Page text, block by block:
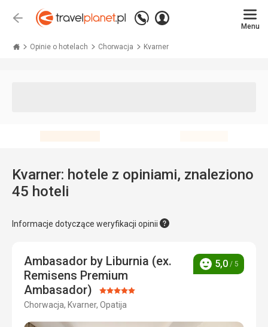
Wstecz
Zadzwoń
+48 71 771 76 55
Zaloguj
Menu
Opinie o hotelach Chorwacja Kvarner
Kvarner: hotele z opiniami, znaleziono
45 hoteli
Informacje dotyczące weryfikacji opinii
Ambasador by Liburnia (ex.
Remisens Premium
Ambasador) Ocena:
5/5
Chorwacja, Kvarner, Opatija
Ocena
5,0 / 5